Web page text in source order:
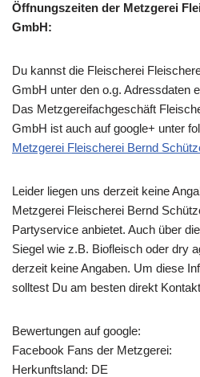
Öffnungszeiten der Metzgerei
GmbH:
Du kannst die Fleischerei
GmbH unter den o.g. Adressdaten
Das Metzgereifachgeschäft
GmbH ist auch auf google+ unter
Metzgerei Fleischerei Bernd
Leider liegen uns derzeit keine
Metzgerei Fleischerei Bernd
Partyservice anbietet. Auch über
Siegel wie z.B. Biofleisch oder dry
derzeit keine Angaben. Um diese
solltest Du am besten direkt
Bewertungen auf google:
Facebook Fans der Metzgerei:
Herkunftsland: DE